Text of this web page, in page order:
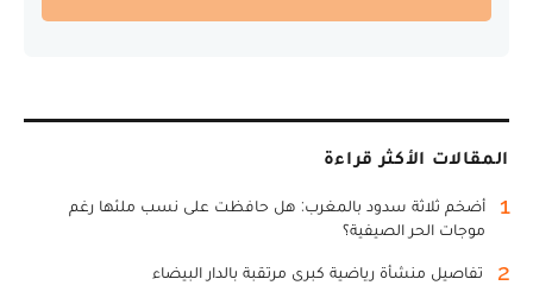
المقالات الأكثر قراءة
1
أضخم ثلاثة سدود بالمغرب: هل حافظت على نسب ملئها رغم
موجات الحر الصيفية؟
2 تفاصيل منشأة رياضية كبرى مرتقبة بالدار البيضاء